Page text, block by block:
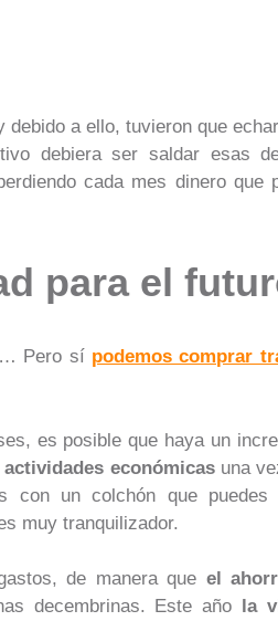
a ello, tuvieron que
debiera ser saldar esas
cada mes dinero que
para el
Pero sí podemos comprar
es posible que haya un
económicasuna
con un colchón que
muy tranquilizador.
de manera que el
decembrinas. Este año la